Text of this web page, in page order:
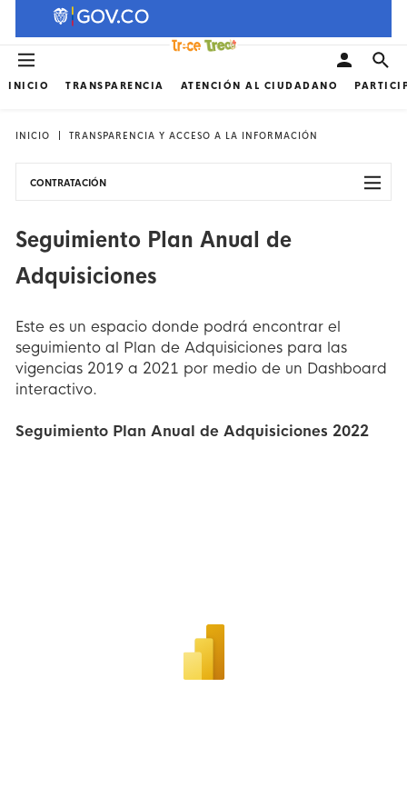
INICIO TRANSPARENCIA ATENCIÓN AL CIUDADANO
INICIO TRANSPARENCIA Y ACCESO A LA INFORMACIÓN
CONTRATACIÓN
Seguimiento Plan Anual de
Adquisiciones
Este es un espacio donde podrá encontrar el
seguimiento al Plan de Adquisiciones para las
vigencias 2019 a 2021 por medio de un Dashboard
interactivo.
Seguimiento Plan Anual de Adquisiciones 2022